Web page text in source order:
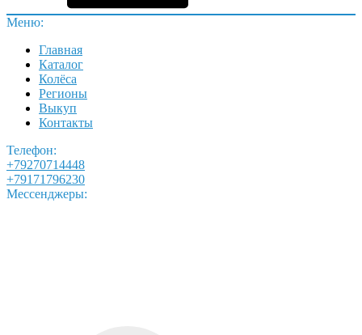
Меню:
Главная
Каталог
Колёса
Регионы
Выкуп
Контакты
Телефон:
+79270714448
+79171796230
Мессенджеры: